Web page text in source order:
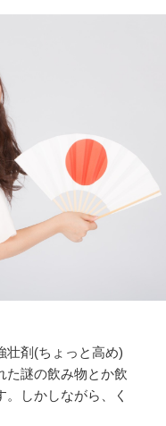
壮剤(ちょっと高め)
た謎の飲み物とか飲
しかしながら、く